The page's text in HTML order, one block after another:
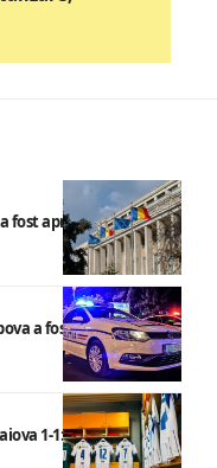
fost aprobat
a fost arestat
1-1: „Un rezultat